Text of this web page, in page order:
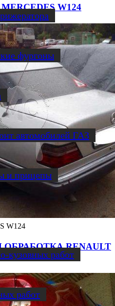
фургоны
автомобилей ГАЗ
и прицепы
кузовных работ
работ
W124
W124
RENAULT